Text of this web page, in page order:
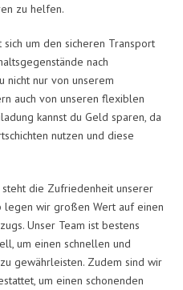
zu helfen.
um den sicheren Transport
nach
nicht nur von unserem
auch von unseren flexiblen
kannst du Geld sparen, da
nutzen und diese
die Zufriedenheit unserer
legen wir großen Wert auf einen
Unser Team ist bestens
um einen schnellen und
gewährleisten. Zudem sind wir
um einen schonenden